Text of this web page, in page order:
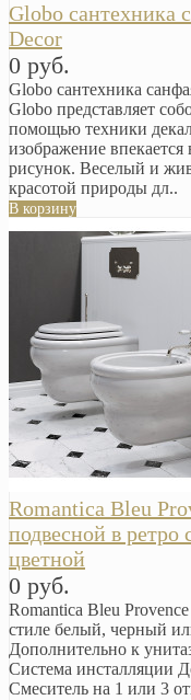
Globo сантехника
Decor
0 руб.
Globo сантехника
Globo представляет
помощью техники
изображение впекается
рисунок. Веселый и
красотой природы дл..
В корзину
Romantica Bleu
подвесной в
цветной
0 руб.
Romantica Bleu
стиле белый, черный
Дополнительно к
Система инсталляции
Смеситель на 1 или 3